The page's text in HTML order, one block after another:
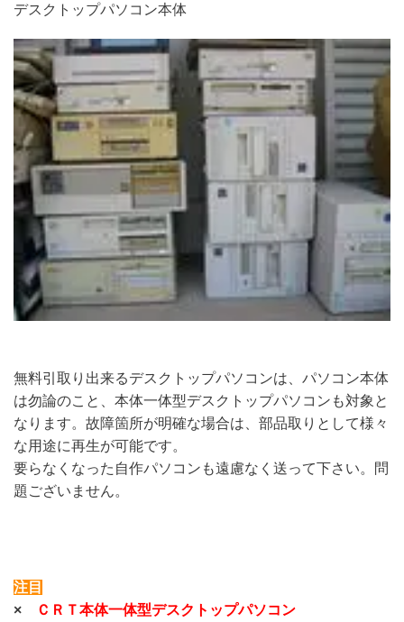
デスクトップパソコン本体
無料引取り出来るデスクトップパソコンは、パソコン本体
は勿論のこと、本体一体型デスクトップパソコンも対象と
なります。故障箇所が明確な場合は、部品取りとして様々
な用途に再生が可能です。
要らなくなった自作パソコンも遠慮なく送って下さい。問
題ございません。
注目
× ＣＲＴ本体一体型デスクトップパソコン